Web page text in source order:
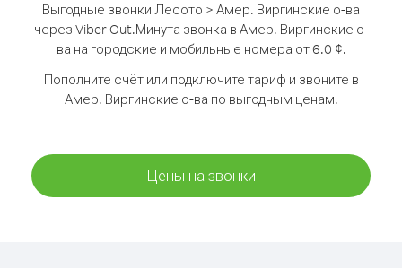
Выгодные звонки Лесото > Амер. Виргинские о-ва
через Viber Out.Минута звонка в Амер. Виргинские о-
ва на городские и мобильные номера от 6.0 ¢.
Пополните счёт или подключите тариф и звоните в
Амер. Виргинские о-ва по выгодным ценам.
Цены на звонки